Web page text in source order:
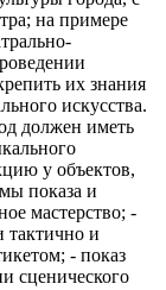
на примере
их знания
искусства.
должен иметь
у объектов,
показа и
мастерство; -
тактично и
- показ
сценического